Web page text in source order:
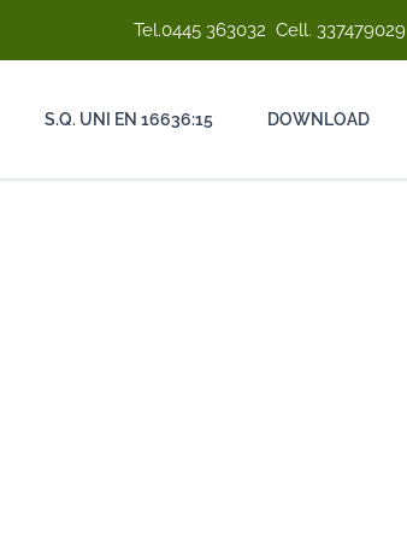
Tel.0445 363032 Cell. 337479029
S.Q. UNI EN 16636:15 DOWNLOAD